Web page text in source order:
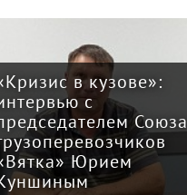
в кузове»:
с
Союза
Юрием